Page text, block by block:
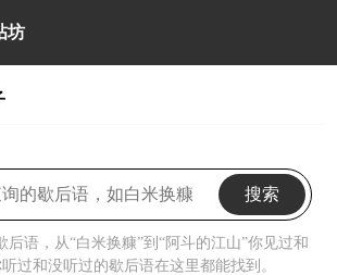
坊
搜索
后语，从“白米换糠”到“阿斗的江山”你见过和
过和没听过的歇后语在这里都能找到。